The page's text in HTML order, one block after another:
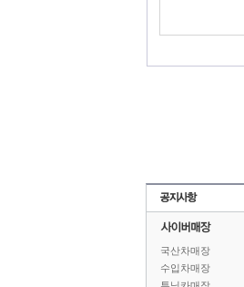
국산차매장
수입차매장